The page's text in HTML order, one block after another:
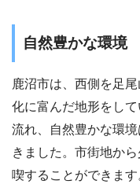
自然豊かな環境
鹿沼市は、西側を足
化に富んだ地形をし
流れ、自然豊かな環
きました。市街地か
喫することができます